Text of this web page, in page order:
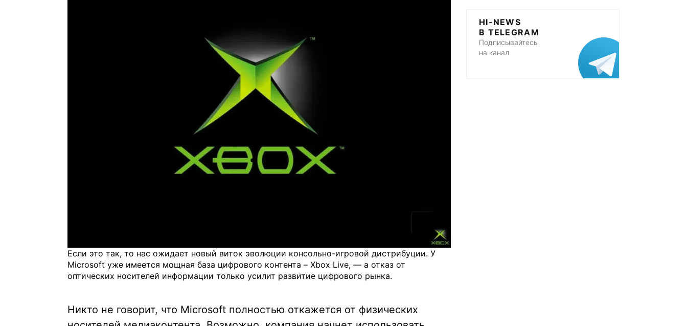
Если это так, то нас ожидает новый виток эволюции консольно-игровой дистрибуции. У
Microsoft уже имеется мощная база цифрового контента – Xbox Live, — а отказ от
оптических носителей информации только усилит развитие цифрового рынка.
Никто не говорит, что Microsoft полностью откажется от физических
HI-NEWS
В TELEGRAM
Подписывайтесь
на канал